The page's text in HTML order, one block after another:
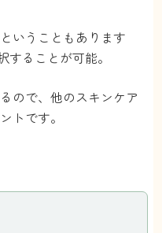
いうこともあります
することが可能。
ので、他のスキンケア
トです。